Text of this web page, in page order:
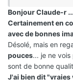
Bonjour Claude-r
Certainement en
avec de bonnes
Désolé, mais en
pouces... je ne
sont de bonne
J'ai bien dit "vraies